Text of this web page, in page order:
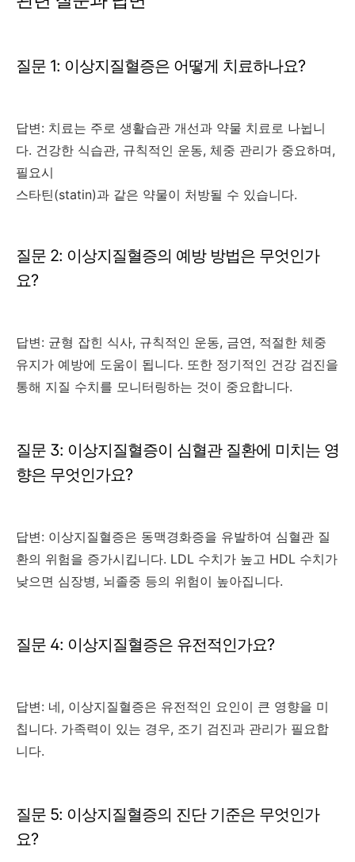
질문 1: 이상지질혈증은 어떻게 치료하나요?
답변: 치료는 주로 생활습관 개선과 약물 치료로 나뉩니
다. 건강한 식습관, 규칙적인 운동, 체중 관리가 중요하며,
필요시
스타틴(statin)과 같은 약물이 처방될 수 있습니다.
질문 2: 이상지질혈증의 예방 방법은 무엇인가
요?
답변: 균형 잡힌 식사, 규칙적인 운동, 금연, 적절한 체중
유지가 예방에 도움이 됩니다. 또한 정기적인 건강 검진을
통해 지질 수치를 모니터링하는 것이 중요합니다.
질문 3: 이상지질혈증이 심혈관 질환에 미치는 영
향은 무엇인가요?
답변: 이상지질혈증은 동맥경화증을 유발하여 심혈관 질
환의 위험을 증가시킵니다. LDL 수치가 높고 HDL 수치가
낮으면 심장병, 뇌졸중 등의 위험이 높아집니다.
질문 4: 이상지질혈증은 유전적인가요?
답변: 네, 이상지질혈증은 유전적인 요인이 큰 영향을 미
칩니다. 가족력이 있는 경우, 조기 검진과 관리가 필요합
니다.
질문 5: 이상지질혈증의 진단 기준은 무엇인가
요?